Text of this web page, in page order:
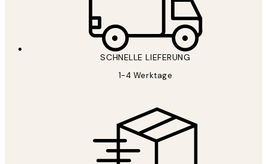
SCHNELLE LIEFERUNG
1-4 Werktage